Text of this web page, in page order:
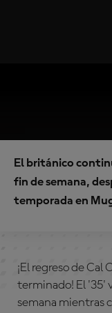
El británico
fin de semana,
temporada en
¡El regreso de
terminado! El '35'
semana mientras